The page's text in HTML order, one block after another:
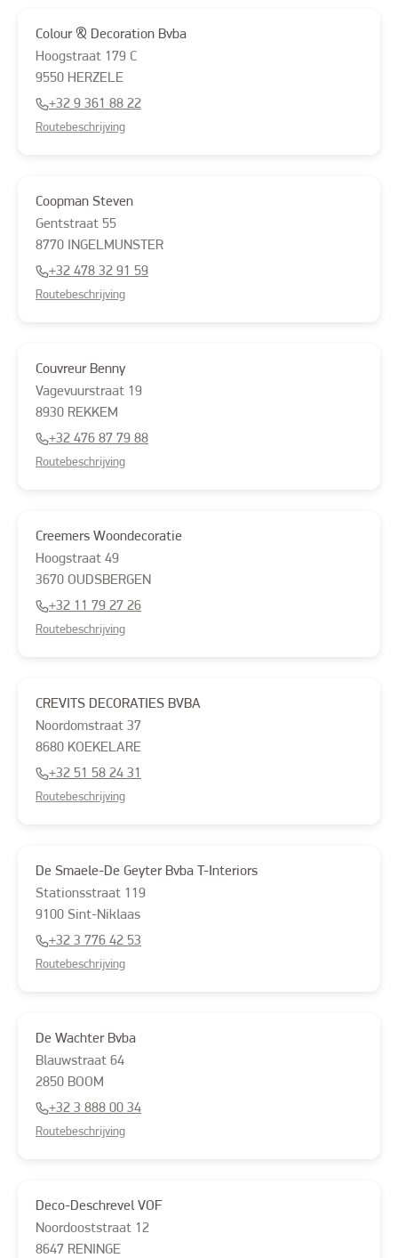
Colour & Decoration Bvba
Hoogstraat 179 C
9550 HERZELE
+32 9 361 88 22
Routebeschrijving
Coopman Steven
Gentstraat 55
8770
INGELMUNSTER
+32 478 32 91 59
Routebeschrijving
Couvreur Benny
Vagevuurstraat 19
8930 REKKEM
+32 476 87 79 88
Routebeschrijving
Creemers Woondecoratie
Hoogstraat 49
3670 OUDSBERGEN
+32 11 79 27 26
Routebeschrijving
CREVITS DECORATIES BVBA
Noordomstraat 37
8680 KOEKELARE
+32 51 58 24 31
Routebeschrijving
De Smaele-De Geyter Bvba T-Interiors
Stationsstraat 119
9100 Sint-Niklaas
+32 3 776 42 53
Routebeschrijving
De Wachter Bvba
Blauwstraat 64
2850 BOOM
+32 3 888 00 34
Routebeschrijving
Deco-Deschrevel VOF
Noordooststraat 12
8647 RENINGE